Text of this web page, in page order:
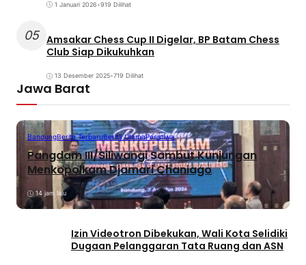
1 Januari 2026•919 Dilihat
05 Amsakar Chess Cup II Digelar, BP Batam Chess
Club Siap Dikukuhkan
13 Desember 2025•719 Dilihat
Jawa Barat
BandungBerita TerbaruBerita UtamaPeristiwa
Pangdam III/Siliwangi Sambut Kunjungan
Menkopolkam Djamari Chaniago
14 jam lalu
Izin Videotron Dibekukan, Wali Kota Selidiki
Dugaan Pelanggaran Tata Ruang dan ASN